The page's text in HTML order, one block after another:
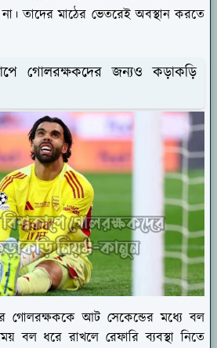
তাদের মাঠের ভেতরেই অবস্থান করতে
গোলরক্ষকদের জন্যও কড়াকড়ি
গোলরক্ষককে আট সেকেন্ডের মধ্যে বল
বল ধরে রাখলে রেফারি ব্যবস্থা নিতে